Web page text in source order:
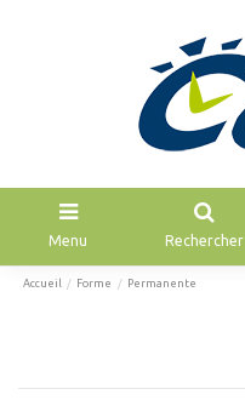
Menu Rechercher
Accueil Forme Permanente